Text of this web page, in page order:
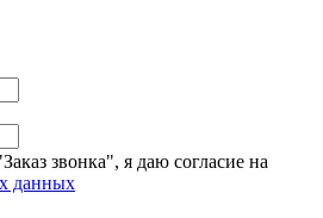
звонка", я даю согласие на
данных